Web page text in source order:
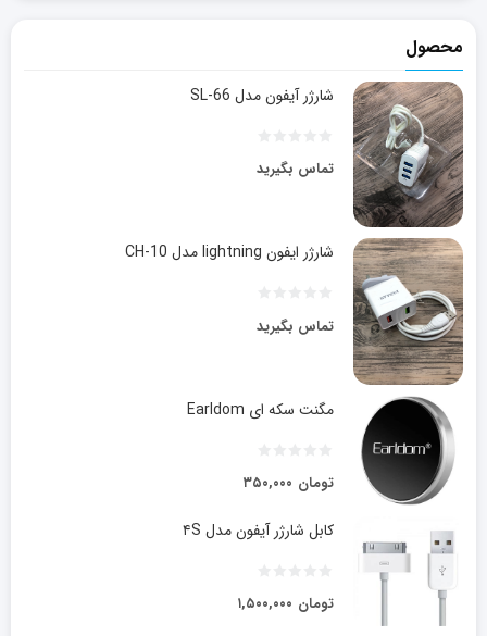
محصول
شارژر آیفون مدل SL-66
تماس بگیرید
شارژر ایفون lightning مدل CH-10
تماس بگیرید
مگنت سکه ای Earldom
۳۵۰,۰۰۰ تومان
کابل شارژر آیفون مدل ۴S
۱,۵۰۰,۰۰۰ تومان